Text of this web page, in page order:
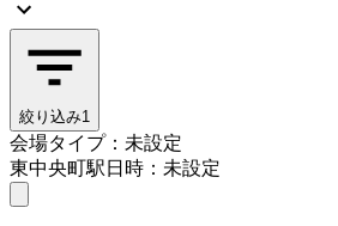
絞り込み1
会場タイプ：未設定
東中央町駅日時：未設定